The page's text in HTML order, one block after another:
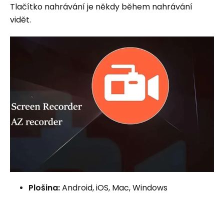
Tlačítko nahrávání je někdy během nahrávání
vidět.
Plošina:Android, iOS, Mac, Windows